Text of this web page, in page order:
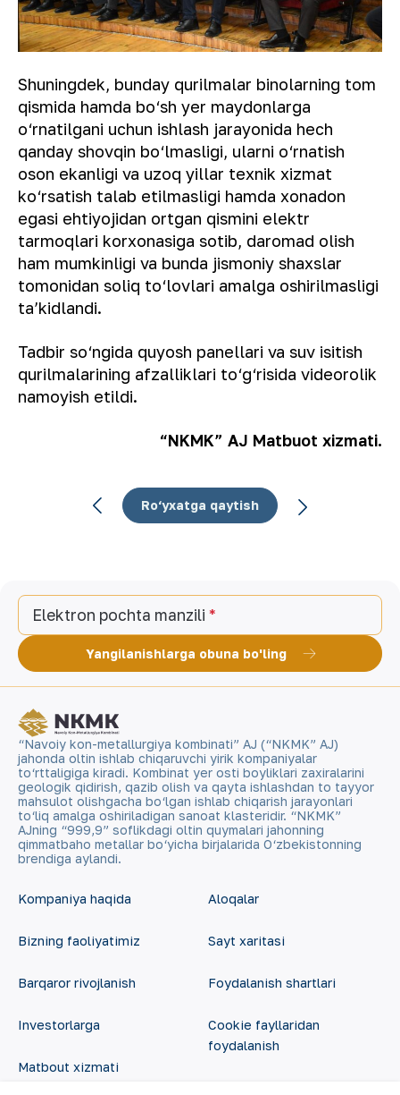
Shuningdek, bunday qurilmalar binolarning tom
qismida hamda bo‘sh yer maydonlarga
o‘rnatilgani uchun ishlash jarayonida hech
qanday shovqin bo‘lmasligi, ularni o‘rnatish
oson ekanligi va uzoq yillar texnik xizmat
ko‘rsatish talab etilmasligi hamda xonadon
egasi ehtiyojidan ortgan qismini elektr
tarmoqlari korxonasiga sotib, daromad olish
ham mumkinligi va bunda jismoniy shaxslar
tomonidan soliq to‘lovlari amalga oshirilmasligi
taʼkidlandi.
Tadbir so‘ngida quyosh panellari va suv isitish
qurilmalarining afzalliklari to‘g‘risida videorolik
namoyish etildi.
“NKMK” AJ Matbuot xizmati.
Ro‘yxatga qaytish
Elektron pochta manzili
Yangilanishlarga obuna bo'ling
“Navoiy kon-metallurgiya kombinati” AJ (“NKMK” AJ)
jahonda oltin ishlab chiqaruvchi yirik kompaniyalar
to‘rttaligiga kiradi. Kombinat yer osti boyliklari zaxiralarini
geologik qidirish, qazib olish va qayta ishlashdan to tayyor
mahsulot olishgacha bo‘lgan ishlab chiqarish jarayonlari
to‘liq amalga oshiriladigan sanoat klasteridir. “NKMK”
AJning “999,9” soflikdagi oltin quymalari jahonning
qimmatbaho metallar bo‘yicha birjalarida O‘zbekistonning
brendiga aylandi.
Kompaniya haqida
Bizning faoliyatimiz
Barqaror rivojlanish
Investorlarga
Matbout xizmati
Aloqalar
Sayt xaritasi
Foydalanish shartlari
Cookie fayllaridan
foydalanish